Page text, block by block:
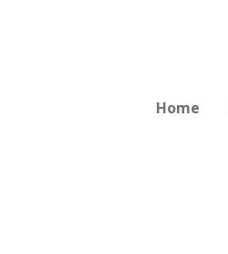
Home